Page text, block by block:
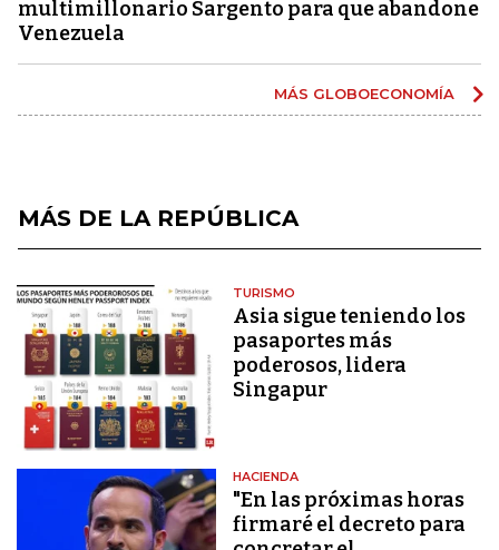
multimillonario Sargento para que abandone
Venezuela
MÁS GLOBOECONOMÍA
MÁS DE LA REPÚBLICA
TURISMO
Asia sigue teniendo los
pasaportes más
poderosos, lidera
Singapur
HACIENDA
"En las próximas horas
firmaré el decreto para